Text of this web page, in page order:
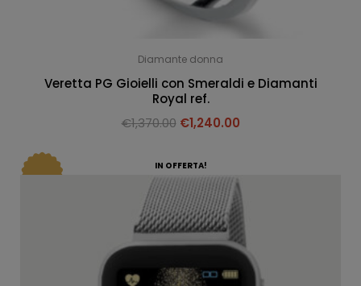
Diamante donna
Veretta PG Gioielli con Smeraldi e Diamanti
Royal ref.
€1,370.00 €1,240.00
IN OFFERTA!